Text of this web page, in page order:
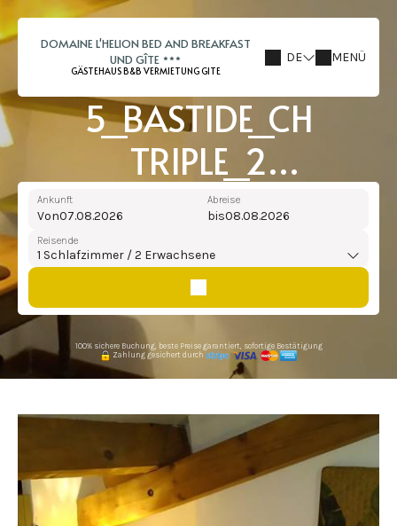
DOMAINE L'HELION BED AND BREAKFAST
UND GÎTE
GÄSTEHAUS B&B VERMIETUNG GITE
DE MENÜ
5_BASTIDE_CH
TRIPLE_2
ROOMS_OCCUPATION
2 PERSONEN ODER 3
PERSONEN_1 BETT
160X200 + 1
EINZELBETT
0,90X180_2 SDB_WC
ZUM TEILEN AUF DER
EBENE_CLIMATISEE
Ankunft
Von
Abreise
bis
Reisende
1 Schlafzimmer /2 Erwachsene
100% sichere Buchung, beste Preise garantiert, sofortige Bestätigung
Zahlung gesichert durch